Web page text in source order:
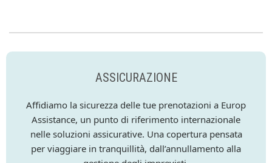
ASSICURAZIONE
Affidiamo la sicurezza delle tue prenotazioni a Europ
Assistance, un punto di riferimento internazionale
nelle soluzioni assicurative. Una copertura pensata
per viaggiare in tranquillità, dall’annullamento alla